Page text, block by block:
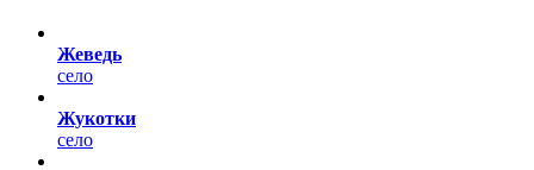
Жеведь
село
Жукотки
село